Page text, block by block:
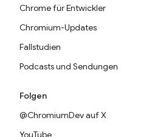
Chrome für Entwickler
Chromium-Updates
Fallstudien
Podcasts und Sendungen
Folgen
@ChromiumDev auf X
YouTube